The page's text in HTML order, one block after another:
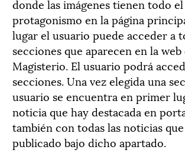
donde las imágenes tienen todo el
protagonismo en la página
lugar el usuario puede acceder a
secciones que aparecen en la web
Magisterio. El usuario podrá
secciones. Una vez elegida una
usuario se encuentra en primer
noticia que hay destacada en
también con todas las noticias
publicado bajo dicho apartado.